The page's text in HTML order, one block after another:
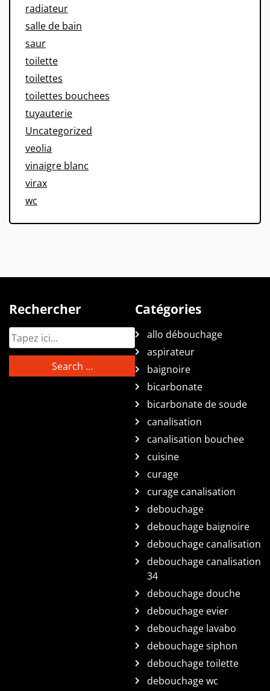
radiateur
salle de bain
saur
toilette
toilettes
toilettes bouchees
tuyauterie
Uncategorized
veolia
vinaigre blanc
virax
wc
Rechercher Catégories
allo débouchage
aspirateur
baignoire
bicarbonate
bicarbonate de soude
canalisation
canalisation bouchee
cuisine
curage
curage canalisation
debouchage
debouchage baignoire
debouchage canalisation
debouchage canalisation
34
debouchage douche
debouchage evier
debouchage lavabo
debouchage siphon
debouchage toilette
debouchage wc